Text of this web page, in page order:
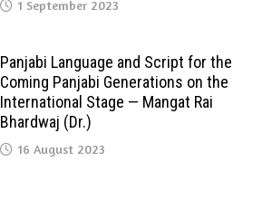
1 September 2023
Panjabi Language and Script for the
Coming Panjabi Generations on the
International Stage — Mangat Rai
Bhardwaj (Dr.)
16 August 2023